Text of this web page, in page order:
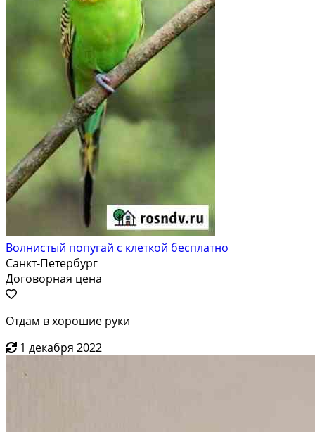
Волнистый попугай с клеткой бесплатно
Санкт-Петербург
Договорная цена
Отдам в хорошие руки
1 декабря 2022